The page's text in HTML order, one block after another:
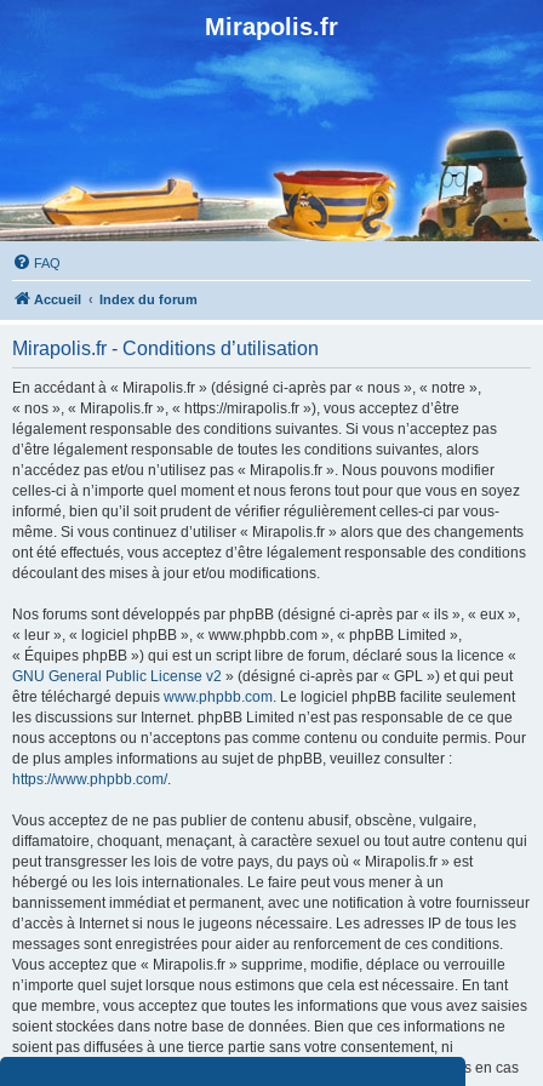
Mirapolis.fr
FAQ
Accueil Index du forum
Mirapolis.fr - Conditions d’utilisation
En accédant à « Mirapolis.fr » (désigné ci-après par « nous », « notre »,
« nos », « Mirapolis.fr », « https://mirapolis.fr »), vous acceptez d’être
légalement responsable des conditions suivantes. Si vous n’acceptez pas
d’être légalement responsable de toutes les conditions suivantes, alors
n’accédez pas et/ou n’utilisez pas « Mirapolis.fr ». Nous pouvons modifier
celles-ci à n’importe quel moment et nous ferons tout pour que vous en soyez
informé, bien qu’il soit prudent de vérifier régulièrement celles-ci par vous-
même. Si vous continuez d’utiliser « Mirapolis.fr » alors que des changements
ont été effectués, vous acceptez d’être légalement responsable des conditions
découlant des mises à jour et/ou modifications.
Nos forums sont développés par phpBB (désigné ci-après par « ils », « eux »,
« leur », « logiciel phpBB », « www.phpbb.com », « phpBB Limited »,
« Équipes phpBB ») qui est un script libre de forum, déclaré sous la licence «
GNU General Public License v2 » (désigné ci-après par « GPL ») et qui peut
être téléchargé depuis www.phpbb.com. Le logiciel phpBB facilite seulement
les discussions sur Internet. phpBB Limited n’est pas responsable de ce que
nous acceptons ou n’acceptons pas comme contenu ou conduite permis. Pour
de plus amples informations au sujet de phpBB, veuillez consulter :
https://www.phpbb.com/.
Vous acceptez de ne pas publier de contenu abusif, obscène, vulgaire,
diffamatoire, choquant, menaçant, à caractère sexuel ou tout autre contenu qui
peut transgresser les lois de votre pays, du pays où « Mirapolis.fr » est
hébergé ou les lois internationales. Le faire peut vous mener à un
bannissement immédiat et permanent, avec une notification à votre fournisseur
d’accès à Internet si nous le jugeons nécessaire. Les adresses IP de tous les
messages sont enregistrées pour aider au renforcement de ces conditions.
Vous acceptez que « Mirapolis.fr » supprime, modifie, déplace ou verrouille
n’importe quel sujet lorsque nous estimons que cela est nécessaire. En tant
que membre, vous acceptez que toutes les informations que vous avez saisies
soient stockées dans notre base de données. Bien que ces informations ne
soient pas diffusées à une tierce partie sans votre consentement, ni
« Mirapolis.fr », ni phpBB ne pourront être tenus comme responsables en cas